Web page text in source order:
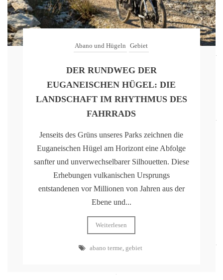
Abano und Hügeln Gebiet
DER RUNDWEG DER
EUGANEISCHEN HÜGEL: DIE
LANDSCHAFT IM RHYTHMUS DES
FAHRRADS
Jenseits des Grüns unseres Parks zeichnen die
Euganeischen Hügel am Horizont eine Abfolge
sanfter und unverwechselbarer Silhouetten. Diese
Erhebungen vulkanischen Ursprungs
entstandenen vor Millionen von Jahren aus der
Ebene und...
Weiterlesen
abano terme gebiet